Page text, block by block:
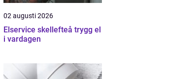
02 augusti 2026
Elservice skellefteå trygg el
i vardagen